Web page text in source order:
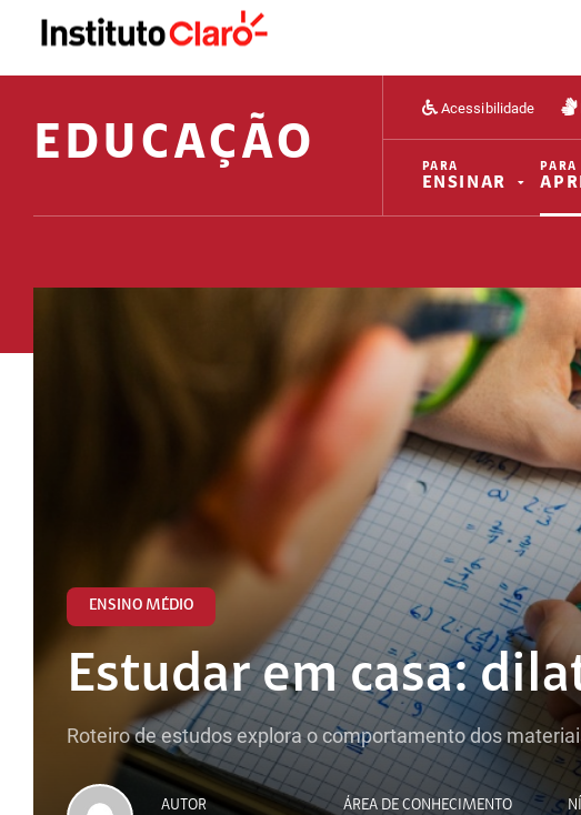
EDUCAÇÃO
Acessibilidade
PARA
ENSINAR
PARA
ENSINO MÉDIO
Estudar em casa:
Roteiro de estudos explora o comportamento dos
AUTOR ÁREA DE CONHECIMENTO